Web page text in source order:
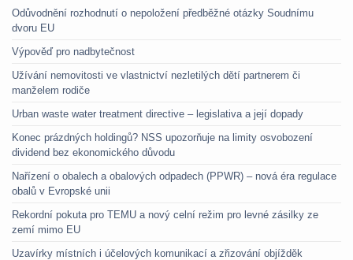
Odůvodnění rozhodnutí o nepoložení předběžné otázky Soudnímu
dvoru EU
Výpověď pro nadbytečnost
Užívání nemovitosti ve vlastnictví nezletilých dětí partnerem či
manželem rodiče
Urban waste water treatment directive – legislativa a její dopady
Konec prázdných holdingů? NSS upozorňuje na limity osvobození
dividend bez ekonomického důvodu
Nařízení o obalech a obalových odpadech (PPWR) – nová éra regulace
obalů v Evropské unii
Rekordní pokuta pro TEMU a nový celní režim pro levné zásilky ze
zemí mimo EU
Uzavírky místních i účelových komunikací a zřizování objížděk